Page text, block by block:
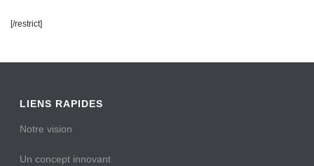
[/restrict]
LIENS RAPIDES
Notre vision
Un concept innovant